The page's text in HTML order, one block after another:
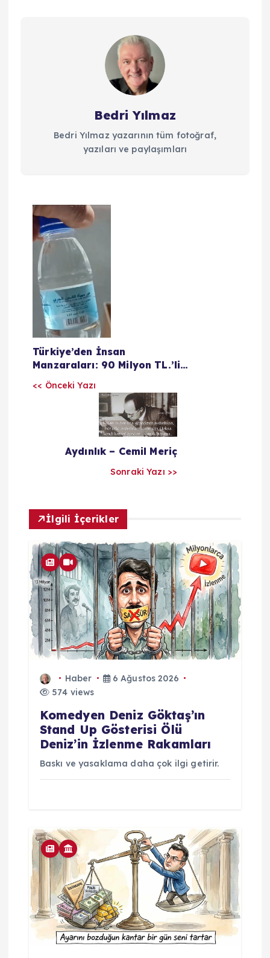
Bedri Yılmaz
Bedri Yılmaz yazarının tüm fotoğraf,
yazıları ve paylaşımları
Y
a
a
Türkiye’den İnsan
Manzaraları: 90 Milyon TL.’lik
Zemzem Suyu Sahtekarlığı
<< Önceki Yazı
Aydınlık – Cemil Meriç
Sonraki Yazı >>
İlgili İçerikler
Haber
6 Ağustos 2026
574 views
Komedyen Deniz Göktaş’ın
Stand Up Gösterisi Ölü
Deniz’in İzlenme Rakamları
Baskı ve yasaklama daha çok ilgi getirir.